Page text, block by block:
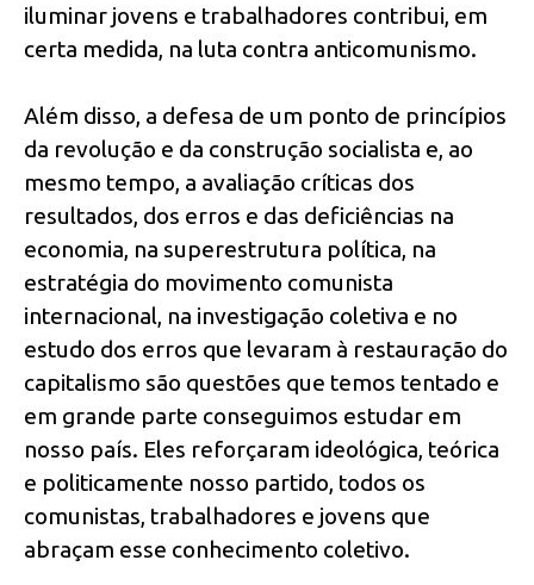
iluminar jovens e trabalhadores contribui, em
certa medida, na luta contra anticomunismo.
Além disso, a defesa de um ponto de princípios
da revolução e da construção socialista e, ao
mesmo tempo, a avaliação críticas dos
resultados, dos erros e das deficiências na
economia, na superestrutura política, na
estratégia do movimento comunista
internacional, na investigação coletiva e no
estudo dos erros que levaram à restauração do
capitalismo são questões que temos tentado e
em grande parte conseguimos estudar em
nosso país. Eles reforçaram ideológica, teórica
e politicamente nosso partido, todos os
comunistas, trabalhadores e jovens que
abraçam esse conhecimento coletivo.